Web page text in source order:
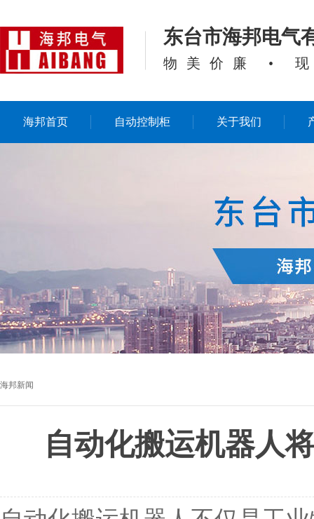
东台市海邦电气
物美价廉 •
海邦首页 自动控制柜 关于我们
海邦新闻
自动化搬运机器人